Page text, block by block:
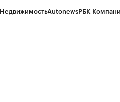
НедвижимостьAutonewsРБК